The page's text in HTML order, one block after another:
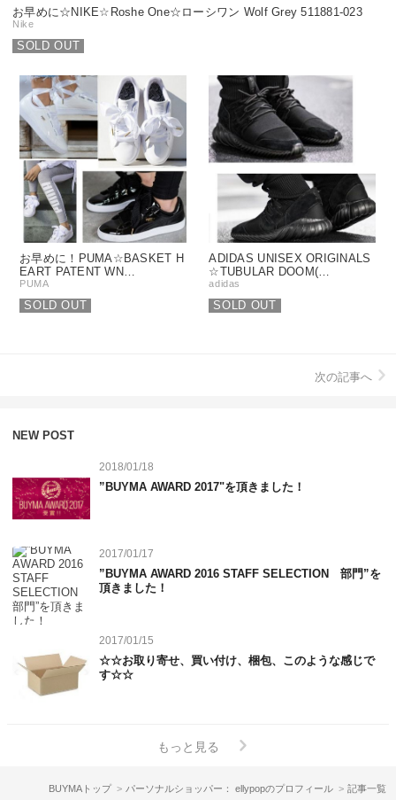
お早めに☆NIKE☆Roshe One☆ローシワン Wolf Grey 511881-023
Nike
SOLD OUT
お早めに！PUMA☆BASKET H
EART PATENT WN…
PUMA
SOLD OUT
ADIDAS UNISEX ORIGINALS
☆TUBULAR DOOM(…
adidas
SOLD OUT
次の記事へ
NEW POST
2018/01/18
”BUYMA AWARD 2017"を頂きました！
2017/01/17
”BUYMA AWARD 2016 STAFF SELECTION 部門”を
頂きました！
2017/01/15
☆☆お取り寄せ、買い付け、梱包、このような感じで
す☆☆
もっと見る
BUYMAトップ パーソナルショッパー： ellypopのプロフィール 記事一覧